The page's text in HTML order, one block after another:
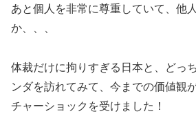
あと個人を非常に尊重していて、他
か、、、
体裁だけに拘りすぎる日本と、どっ
ンダを訪れてみて、今までの価値観
チャーショックを受けました！